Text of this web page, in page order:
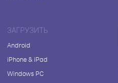
ЗАГРУЗИТЬ
Android
iPhone & iPad
Windows PC